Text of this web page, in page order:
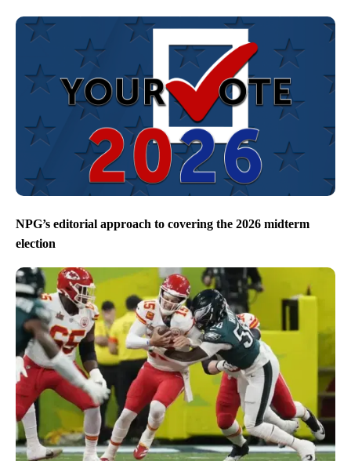
NPG’s editorial approach to covering the 2026 midterm
election